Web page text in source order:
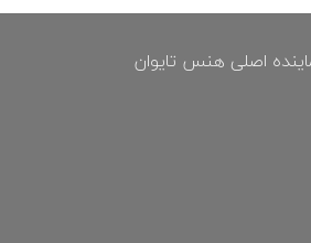
اصلی هنس تایوان